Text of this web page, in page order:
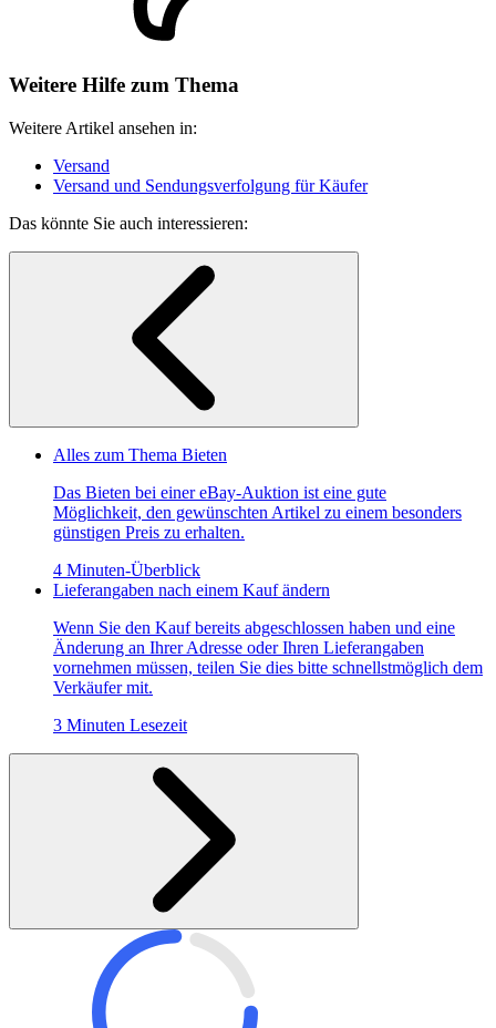
Weitere Hilfe zum Thema
Weitere Artikel ansehen in:
Versand
Versand und Sendungsverfolgung für Käufer
Das könnte Sie auch interessieren:
Alles zum Thema Bieten
Das Bieten bei einer eBay-Auktion ist eine gute
Möglichkeit, den gewünschten Artikel zu einem besonders
günstigen Preis zu erhalten.
4 Minuten-Überblick
Lieferangaben nach einem Kauf ändern
Wenn Sie den Kauf bereits abgeschlossen haben und eine
Änderung an Ihrer Adresse oder Ihren Lieferangaben
vornehmen müssen, teilen Sie dies bitte schnellstmöglich dem
Verkäufer mit.
3 Minuten Lesezeit